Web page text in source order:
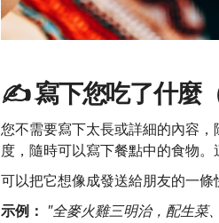
✍️ 寫下您吃了什麼
您不需要寫下太長或詳細的內容
度，隨時可以寫下餐點中的食物。
可以把它想像成發送給朋友的一條
示例： "全麥火雞三明治，配生菜